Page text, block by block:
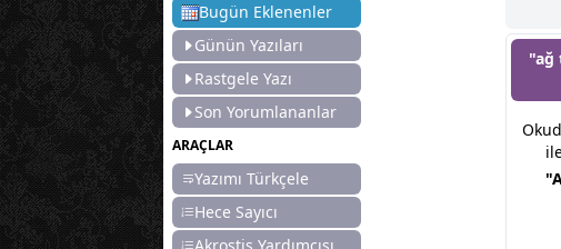
Bugün Eklenenler
Günün Yazıları
Rastgele Yazı
Son Yorumlananlar
ARAÇLAR
Yazımı Türkçele
Hece Sayıcı
"ağ